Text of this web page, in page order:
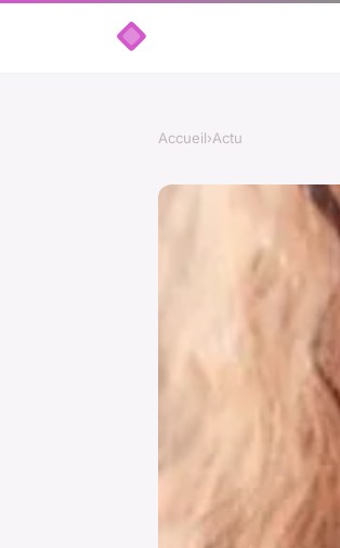
Accueil›Actu